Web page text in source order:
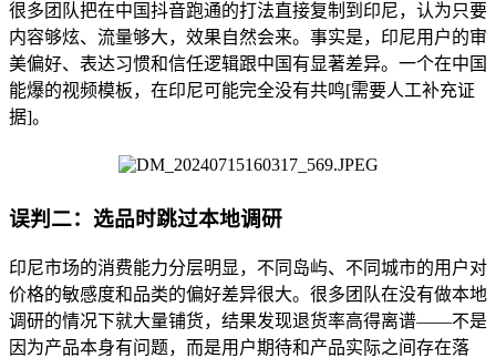
很多团队把在中国抖音跑通的打法直接复制到印尼，认为只要
内容够炫、流量够大，效果自然会来。事实是，印尼用户的审
美偏好、表达习惯和信任逻辑跟中国有显著差异。一个在中国
能爆的视频模板，在印尼可能完全没有共鸣[需要人工补充证
据]。
误判二：选品时跳过本地调研
印尼市场的消费能力分层明显，不同岛屿、不同城市的用户对
价格的敏感度和品类的偏好差异很大。很多团队在没有做本地
调研的情况下就大量铺货，结果发现退货率高得离谱——不是
因为产品本身有问题，而是用户期待和产品实际之间存在落